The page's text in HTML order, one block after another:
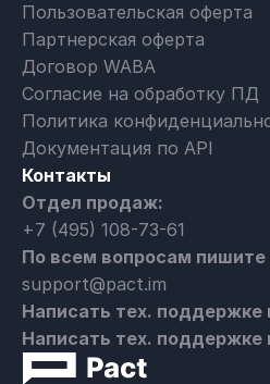
Пользовательская оферта
Партнерская оферта
Договор WABA
Согласие на обработку ПД
Политика
Документация по API
Контакты
Отдел продаж:
+7 (495) 108-73-61
По всем вопросам пишите
support@pact.im
Написать тех. поддержке
Написать тех. поддержке